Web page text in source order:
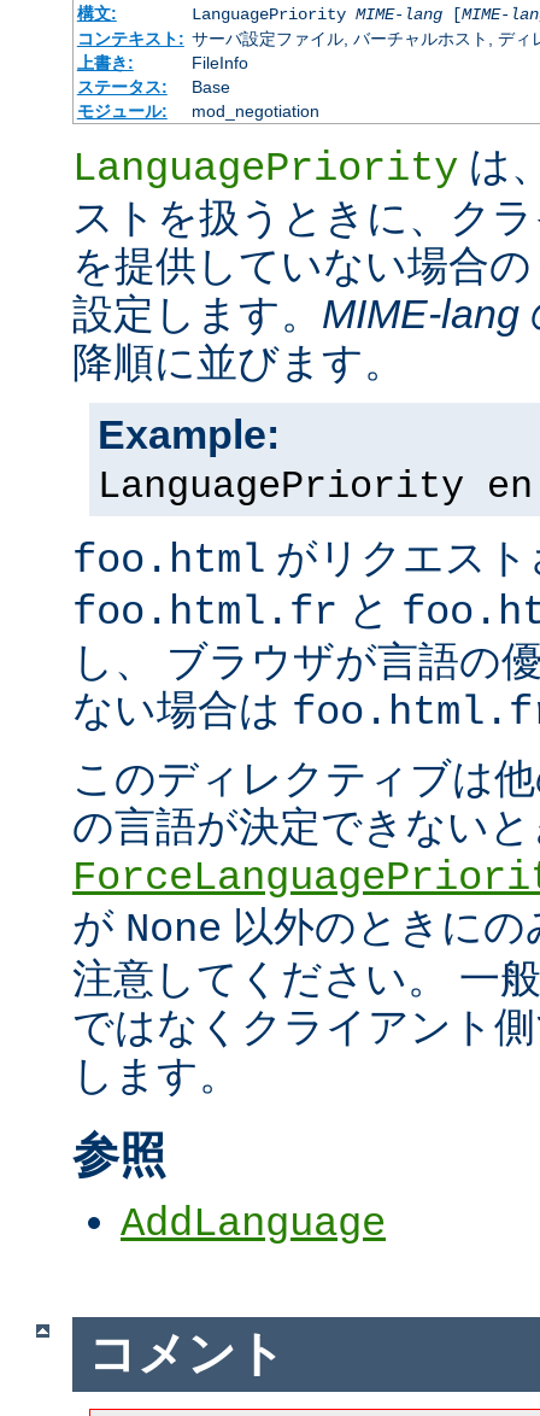
構文:
LanguagePriority MIME-lang[MIME-
コンテキスト: サーバ設定ファイル, バーチャルホスト, ディ
上書き:
FileInfo
ステータス:
Base
モジュール:
mod_negotiation
LanguagePriority は
ストを扱うときに、ク
を提供していない場合
設定します。 MIME-lang
降順に並びます。
Example:
LanguagePriority
foo.html がリクエスト
foo.html.fr と
し、 ブラウザが言語の
ない場合は
このディレクティブは
の言語が決定できない
が None 以外のときに
注意してください。 一
ではなくクライアント
します。
参照
AddLanguage
コメント